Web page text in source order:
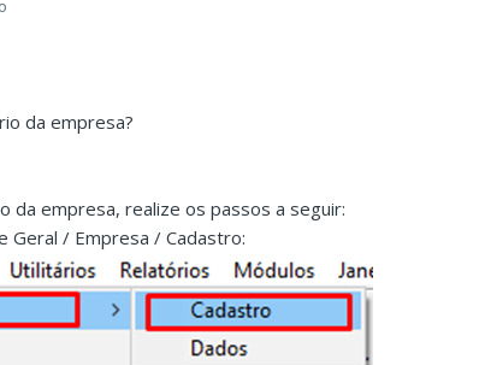
da empresa?
da empresa, realize os passos a seguir:
Geral / Empresa / Cadastro: